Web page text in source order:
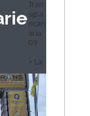
Tran
sgra
ncan
aria
09
> La